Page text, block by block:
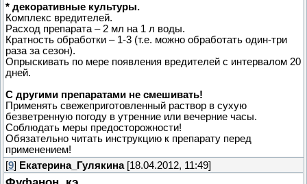
* декоративные культуры.
Комплекс вредителей.
Расход препарата – 2 мл на 1 л воды.
Кратность обработки – 1-3 (т.е. можно обработать один-три
раза за сезон).
Опрыскивать по мере появления вредителей с интервалом 20
дней.
С другими препаратами не смешивать!
Применять свежеприготовленный раствор в сухую
безветренную погоду в утренние или вечерние часы.
Соблюдать меры предосторожности!
Обязательно читать инструкцию к препарату перед
применением!
[9] Екатерина_Гулякина[18.04.2012, 11:49]